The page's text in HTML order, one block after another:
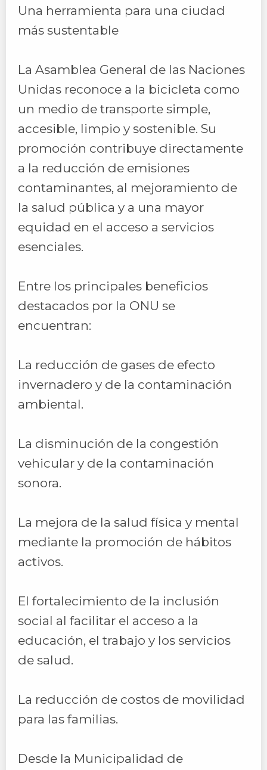
Una herramienta para una ciudad
más sustentable
La Asamblea General de las Naciones
Unidas reconoce a la bicicleta como
un medio de transporte simple,
accesible, limpio y sostenible. Su
promoción contribuye directamente
a la reducción de emisiones
contaminantes, al mejoramiento de
la salud pública y a una mayor
equidad en el acceso a servicios
esenciales.
Entre los principales beneficios
destacados por la ONU se
encuentran:
La reducción de gases de efecto
invernadero y de la contaminación
ambiental.
La disminución de la congestión
vehicular y de la contaminación
sonora.
La mejora de la salud física y mental
mediante la promoción de hábitos
activos.
El fortalecimiento de la inclusión
social al facilitar el acceso a la
educación, el trabajo y los servicios
de salud.
La reducción de costos de movilidad
para las familias.
Desde la Municipalidad de